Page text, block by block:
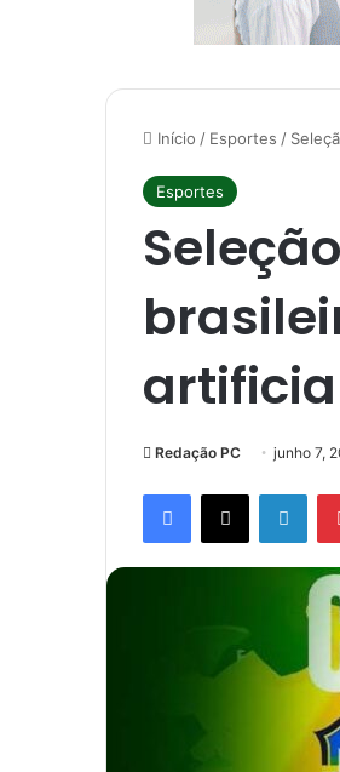
Início / Esportes /
Esportes
Redação PC junho 7,
Facebook
X